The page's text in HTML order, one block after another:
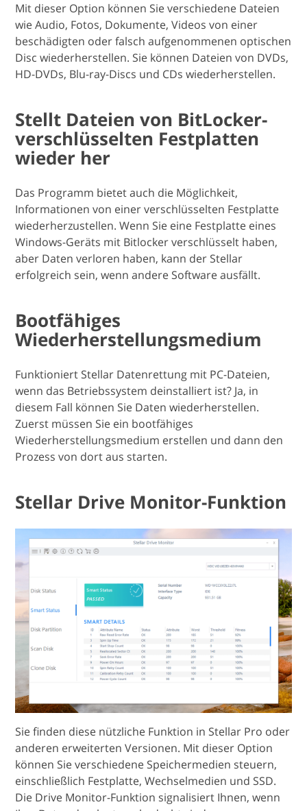
Mit dieser Option können Sie verschiedene Dateien
wie Audio, Fotos, Dokumente, Videos von einer
beschädigten oder falsch aufgenommenen optischen
Disc wiederherstellen. Sie können Dateien von DVDs,
HD-DVDs, Blu-ray-Discs und CDs wiederherstellen.
Stellt Dateien von BitLocker-
verschlüsselten Festplatten
wieder her
Das Programm bietet auch die Möglichkeit,
Informationen von einer verschlüsselten Festplatte
wiederherzustellen. Wenn Sie eine Festplatte eines
Windows-Geräts mit Bitlocker verschlüsselt haben,
aber Daten verloren haben, kann der Stellar
erfolgreich sein, wenn andere Software ausfällt.
Bootfähiges
Wiederherstellungsmedium
Funktioniert Stellar Datenrettung mit PC-Dateien,
wenn das Betriebssystem deinstalliert ist? Ja, in
diesem Fall können Sie Daten wiederherstellen.
Zuerst müssen Sie ein bootfähiges
Wiederherstellungsmedium erstellen und dann den
Prozess von dort aus starten.
Stellar Drive Monitor-Funktion
Sie finden diese nützliche Funktion in Stellar Pro oder
anderen erweiterten Versionen. Mit dieser Option
können Sie verschiedene Speichermedien steuern,
einschließlich Festplatte, Wechselmedien und SSD.
Die Drive Monitor-Funktion signalisiert Ihnen, wenn